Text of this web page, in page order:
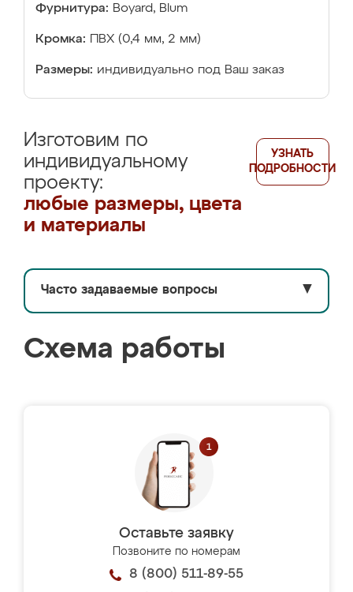
Фурнитура: Boyard, Blum
Кромка: ПВХ (0,4 мм, 2 мм)
Размеры: индивидуально под Ваш заказ
Изготовим по
индивидуальному
проекту:
любые размеры, цвета
и материалы
УЗНАТЬ
ПОДРОБНОСТИ
Часто задаваемые вопросы ▼
Схема работы
Оставьте заявку
Позвоните по номерам
8 (800) 511-89-55